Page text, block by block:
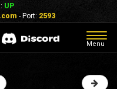
UP
- Port: 2593
Menu